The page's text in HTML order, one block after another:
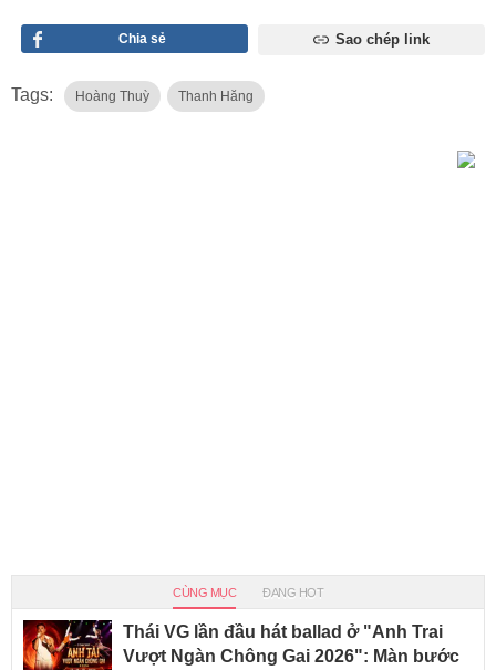
Chia sẻ Sao chép link
Tags: Hoàng Thuỳ Thanh Hăng
CÙNG MỤC ĐANG HOT
Thái VG lần đầu hát ballad ở "Anh Trai
Vượt Ngàn Chông Gai 2026": Màn bước